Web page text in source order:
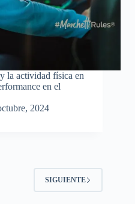
la actividad física en
en el
2024
SIGUIENTE